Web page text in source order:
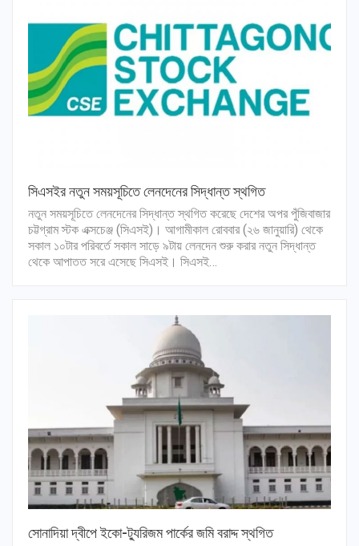
সিএসইর নতুন সময়সূচিতে লেনদেনের সিদ্ধান্ত স্থগিত
নতুন সময়সূচিতে লেনদেনের সিদ্ধান্ত স্থগিত করেছে দেশের অপর পুঁজিবাজার
চট্টগ্রাম স্টক এক্সচেঞ্জ (সিএসই)। আগামীকাল রোববার (২৬ জানুয়ারি) থেকে
সকাল ১০টার পরিবর্তে সকাল সাড়ে ৯টায় লেনদেন শুরু করার নতুন সিদ্ধান্ত
থেকে আপাতত সরে এসেছে সিএসই। সিএসই…
সোনাদিয়া দ্বীপে ইকো-ট্যুরিজম পার্কের জমি বরাদ্দ স্থগিত